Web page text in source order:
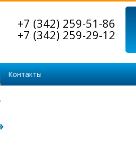
+7 (342) 259-51-86
+7 (342) 259-29-12
Контакты